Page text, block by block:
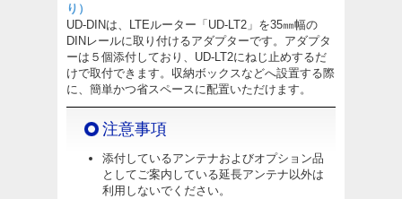
り）
UD-DINは、LTEルーター「UD-LT2」を35㎜幅の
DINレールに取り付けるアダプターです。アダプタ
ーは５個添付しており、UD-LT2にねじ止めするだ
けで取付できます。収納ボックスなどへ設置する際
に、簡単かつ省スペースに配置いただけます。
注意事項
添付しているアンテナおよびオプション品
としてご案内している延長アンテナ以外は
利用しないでください。